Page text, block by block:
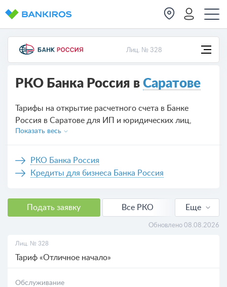
Лиц. № 328
РКО Банка Россия в Саратове
Тарифы на открытие расчетного счета в Банке
Россия в Саратове для ИП и юридических лиц,
предложений на сегодня — 2.
Показать весь
РКО Банка Россия
Кредиты для бизнеса Банка Россия
Подать заявку
Все РКО
Еще
Обновлено 08.08.2026
Лиц. № 328
Тариф «Отличное начало»
Обслуживание